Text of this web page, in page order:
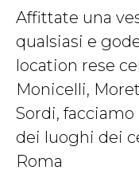
Affittate una
qualsiasi e
location rese
Monicelli,
Sordi,
dei luoghi dei
Roma